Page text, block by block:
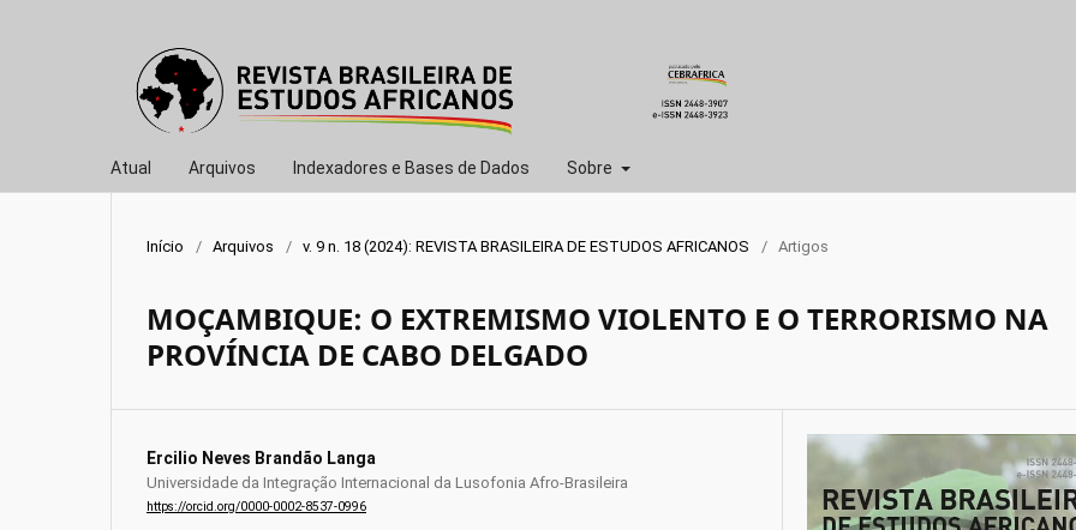
Atual Arquivos Indexadores e Bases de Dados Sobre
Início / Arquivos / v. 9 n. 18 (2024): REVISTA BRASILEIRA DE ESTUDOS AFRICANOS / Artigos
MOÇAMBIQUE: O EXTREMISMO VIOLENTO E O TERRORISMO NA
PROVÍNCIA DE CABO DELGADO
Ercilio Neves Brandão Langa
Universidade da Integração Internacional da Lusofonia Afro-Brasileira
https://orcid.org/0000-0002-8537-0996